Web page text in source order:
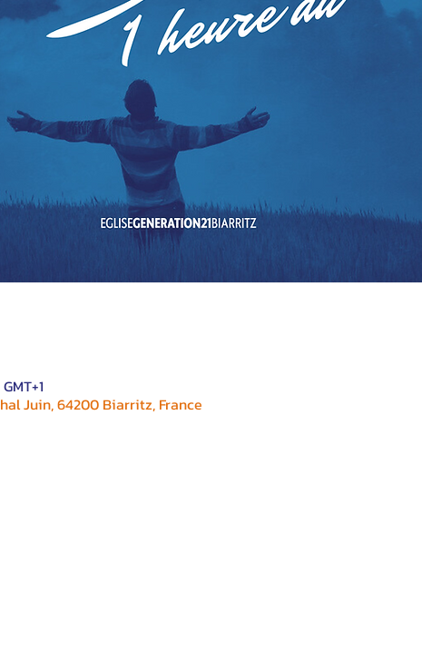
Juin, 64200 Biarritz, France